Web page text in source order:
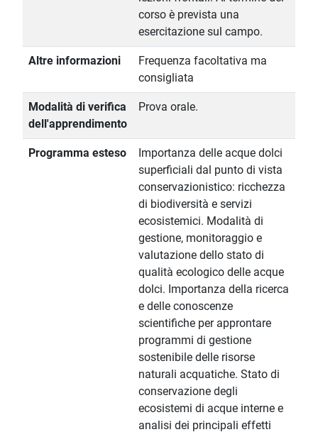
corso è prevista una
esercitazione sul campo.
Altre informazioni
Frequenza facoltativa ma
consigliata
Modalità di verifica
dell'apprendimento
Prova orale.
Programma esteso
Importanza delle acque dolci
superficiali dal punto di vista
conservazionistico: ricchezza
di biodiversità e servizi
ecosistemici. Modalità di
gestione, monitoraggio e
valutazione dello stato di
qualità ecologico delle acque
dolci. Importanza della ricerca
e delle conoscenze
scientifiche per approntare
programmi di gestione
sostenibile delle risorse
naturali acquatiche. Stato di
conservazione degli
ecosistemi di acque interne e
analisi dei principali effetti